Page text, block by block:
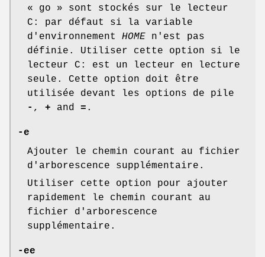
« go » sont stockés sur le lecteur
C: par défaut si la variable
d'environnement HOME n'est pas
définie. Utiliser cette option si le
lecteur C: est un lecteur en lecture
seule. Cette option doit être
utilisée devant les options de pile
- , + and = .
-e
Ajouter le chemin courant au fichier
d'arborescence supplémentaire.
Utiliser cette option pour ajouter
rapidement le chemin courant au
fichier d'arborescence
supplémentaire.
-ee